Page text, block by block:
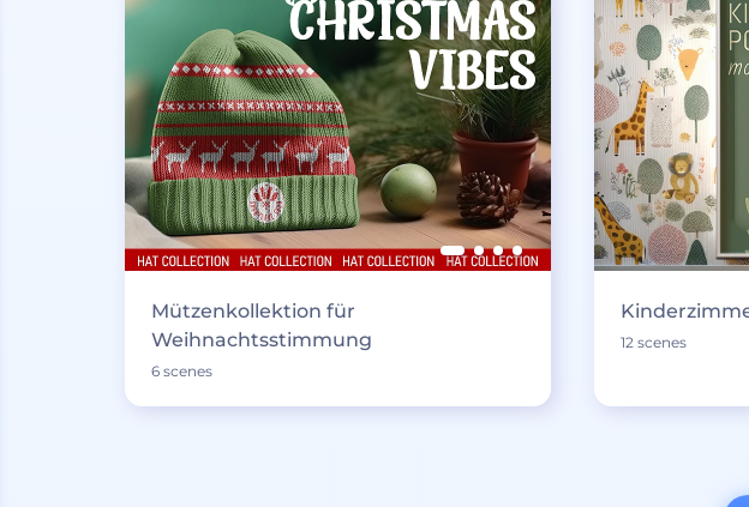
Mützenkollektion für
Weihnachtsstimmung
6 scenes
12 scenes